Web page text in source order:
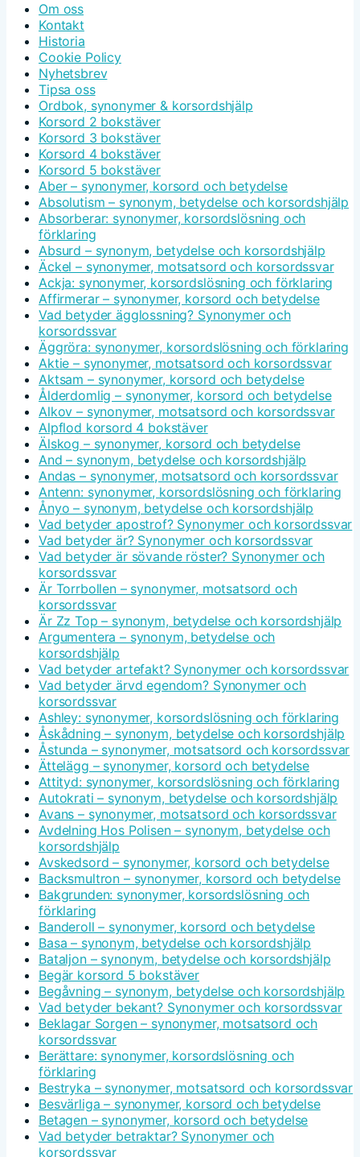
Om oss
Kontakt
Historia
Cookie Policy
Nyhetsbrev
Tipsa oss
Ordbok, synonymer & korsordshjälp
Korsord 2 bokstäver
Korsord 3 bokstäver
Korsord 4 bokstäver
Korsord 5 bokstäver
Aber – synonymer, korsord och betydelse
Absolutism – synonym, betydelse och korsordshjälp
Absorberar: synonymer, korsordslösning och
förklaring
Absurd – synonym, betydelse och korsordshjälp
Äckel – synonymer, motsatsord och korsordssvar
Ackja: synonymer, korsordslösning och förklaring
Affirmerar – synonymer, korsord och betydelse
Vad betyder ägglossning? Synonymer och
korsordssvar
Äggröra: synonymer, korsordslösning och förklaring
Aktie – synonymer, motsatsord och korsordssvar
Aktsam – synonymer, korsord och betydelse
Ålderdomlig – synonymer, korsord och betydelse
Alkov – synonymer, motsatsord och korsordssvar
Alpflod korsord 4 bokstäver
Älskog – synonymer, korsord och betydelse
And – synonym, betydelse och korsordshjälp
Andas – synonymer, motsatsord och korsordssvar
Antenn: synonymer, korsordslösning och förklaring
Ånyo – synonym, betydelse och korsordshjälp
Vad betyder apostrof? Synonymer och korsordssvar
Vad betyder är? Synonymer och korsordssvar
Vad betyder är sövande röster? Synonymer och
korsordssvar
Är Torrbollen – synonymer, motsatsord och
korsordssvar
Är Zz Top – synonym, betydelse och korsordshjälp
Argumentera – synonym, betydelse och
korsordshjälp
Vad betyder artefakt? Synonymer och korsordssvar
Vad betyder ärvd egendom? Synonymer och
korsordssvar
Ashley: synonymer, korsordslösning och förklaring
Åskådning – synonym, betydelse och korsordshjälp
Åstunda – synonymer, motsatsord och korsordssvar
Ättelägg – synonymer, korsord och betydelse
Attityd: synonymer, korsordslösning och förklaring
Autokrati – synonym, betydelse och korsordshjälp
Avans – synonymer, motsatsord och korsordssvar
Avdelning Hos Polisen – synonym, betydelse och
korsordshjälp
Avskedsord – synonymer, korsord och betydelse
Backsmultron – synonymer, korsord och betydelse
Bakgrunden: synonymer, korsordslösning och
förklaring
Banderoll – synonymer, korsord och betydelse
Basa – synonym, betydelse och korsordshjälp
Bataljon – synonym, betydelse och korsordshjälp
Begär korsord 5 bokstäver
Begåvning – synonym, betydelse och korsordshjälp
Vad betyder bekant? Synonymer och korsordssvar
Beklagar Sorgen – synonymer, motsatsord och
korsordssvar
Berättare: synonymer, korsordslösning och
förklaring
Bestryka – synonymer, motsatsord och korsordssvar
Besvärliga – synonymer, korsord och betydelse
Betagen – synonymer, korsord och betydelse
Vad betyder betraktar? Synonymer och
korsordssvar